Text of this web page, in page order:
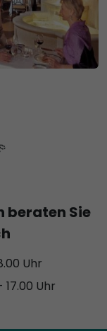
beraten Sie
Uhr
Uhr